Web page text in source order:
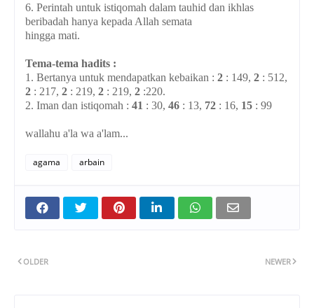
6. Perintah untuk istiqomah dalam tauhid dan ikhlas
beribadah hanya kepada Allah semata
hingga mati.
Tema-tema hadits :
1. Bertanya untuk mendapatkan kebaikan : 2 : 149, 2 : 512,
2 : 217, 2 : 219, 2 : 219, 2 :220.
2. Iman dan istiqomah : 41 : 30, 46 : 13, 72 : 16, 15 : 99
wallahu a'la wa a'lam...
agama arbain
NEWER
OLDER